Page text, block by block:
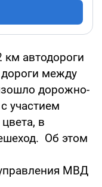
км автодороги
дороги между
дорожно-
участием
в
Об этом
МВД